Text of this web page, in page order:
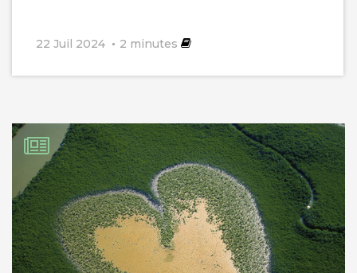
22 Juil 2024 2 minutes